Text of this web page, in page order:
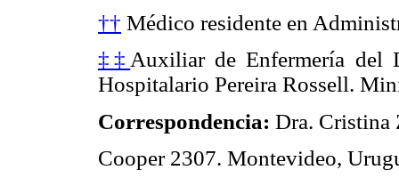
†† Médico residente en
‡‡Auxiliar de Enfermería del
Hospitalario Pereira Rossell.
Correspondencia: Dra. Cristina
Cooper 2307. Montevideo,